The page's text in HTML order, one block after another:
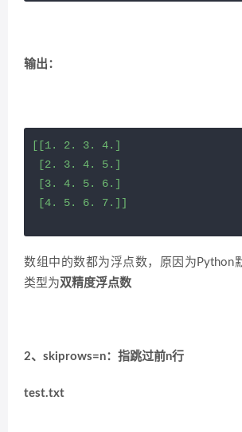
输出：
[[1. 2. 3. 4.]
[2. 3. 4. 5.]
[3. 4. 5. 6.]
[4. 5. 6. 7.]]
数组中的数都为浮点数，原因为Python
类型为双精度浮点数
2、skiprows=n：指跳过前n行
test.txt